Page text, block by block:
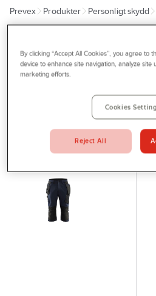
Outlet
Bli kund
Serviceverkstad
Företagsprofilering
Prevex Produkter Personligt skydd
By clicking “Accept All Cookies”, you agree to
device to enhance site navigation, analyze site
marketing efforts.
Cookies
Reject All